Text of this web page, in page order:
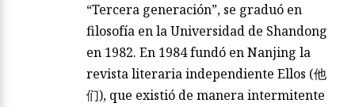
“Tercera generación”, se graduó en
filosofía en la Universidad de Shandong
en 1982. En 1984 fundó en Nanjing la
revista literaria independiente Ellos (他
们), que existió de manera intermitente